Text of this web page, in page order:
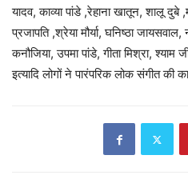
यादव, काव्या पांडे ,रेहाना खातून, शालू दुबे
प्रजापति ,श्रेया मौर्या, घनिष्ठा जायसवाल,
कनौजिया, उपमा पांडे, गीता मिश्रा, श्याम
इत्यादि लोगों ने पारंपरिक लोक संगीत की